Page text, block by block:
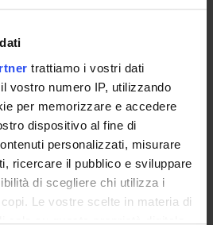
trattiamo i vostri dati
vostro numero IP, utilizzando
per memorizzare e accedere
dispositivo al fine di
personalizzati, misurare
ricercare il pubblico e sviluppare
di scegliere chi utilizza i
Le vostre scelte in materia di
solo su questa proprietà digitale